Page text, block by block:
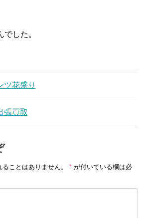
した。
ツ花盛り
張買取
ことはありません。 * が付いている欄は必